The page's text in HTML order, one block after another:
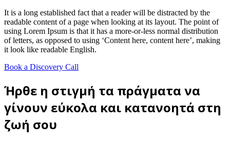
It is a long established fact that a reader will be distracted by the
readable content of a page when looking at its layout. The point of
using Lorem Ipsum is that it has a more-or-less normal distribution
of letters, as opposed to using ‘Content here, content here’, making
it look like readable English.
Book a Discovery Call
Ήρθε η στιγμή τα πράγματα να
γίνουν εύκολα και κατανοητά στη
ζωή σου